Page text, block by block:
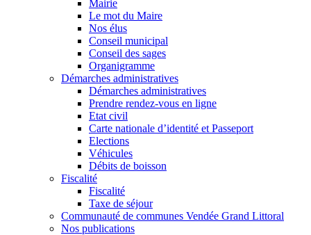
Mairie
Le mot du Maire
Nos élus
Conseil municipal
Conseil des sages
Organigramme
Démarches administratives
Démarches administratives
Prendre rendez-vous en ligne
Etat civil
Carte nationale d’identité et Passeport
Elections
Véhicules
Débits de boisson
Fiscalité
Fiscalité
Taxe de séjour
Communauté de communes Vendée Grand Littoral
Nos publications